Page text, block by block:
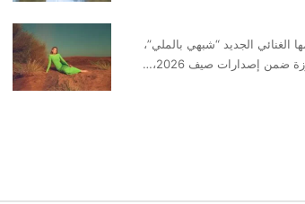
الغنائي الجديد “شبهي بالملي”،
إصدارات صيف 2026،…